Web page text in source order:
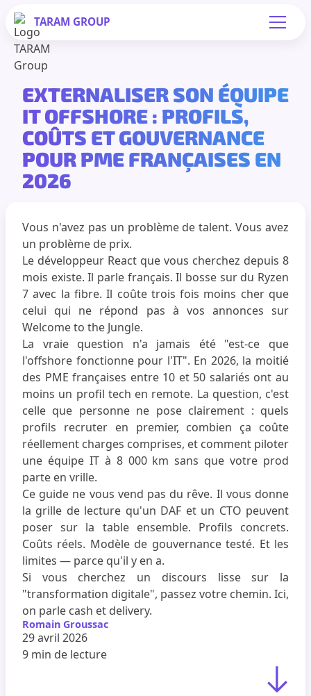
TARAM GROUP
EXTERNALISER SON ÉQUIPE
IT OFFSHORE : PROFILS,
COÛTS ET GOUVERNANCE
POUR PME FRANÇAISES EN
2026
Vous n'avez pas un problème de talent. Vous avez
un problème de prix.
Le développeur React que vous cherchez depuis 8
mois existe. Il parle français. Il bosse sur du Ryzen
7 avec la fibre. Il coûte trois fois moins cher que
celui qui ne répond pas à vos annonces sur
Welcome to the Jungle.
La vraie question n'a jamais été "est-ce que
l'offshore fonctionne pour l'IT". En 2026, la moitié
des PME françaises entre 10 et 50 salariés ont au
moins un profil tech en remote. La question, c'est
celle que personne ne pose clairement : quels
profils recruter en premier, combien ça coûte
réellement charges comprises, et comment piloter
une équipe IT à 8 000 km sans que votre prod
parte en vrille.
Ce guide ne vous vend pas du rêve. Il vous donne
la grille de lecture qu'un DAF et un CTO peuvent
poser sur la table ensemble. Profils concrets.
Coûts réels. Modèle de gouvernance testé. Et les
limites — parce qu'il y en a.
Si vous cherchez un discours lisse sur la
"transformation digitale", passez votre chemin. Ici,
on parle cash et delivery.
Romain Groussac
29 avril 2026
9 min de lecture